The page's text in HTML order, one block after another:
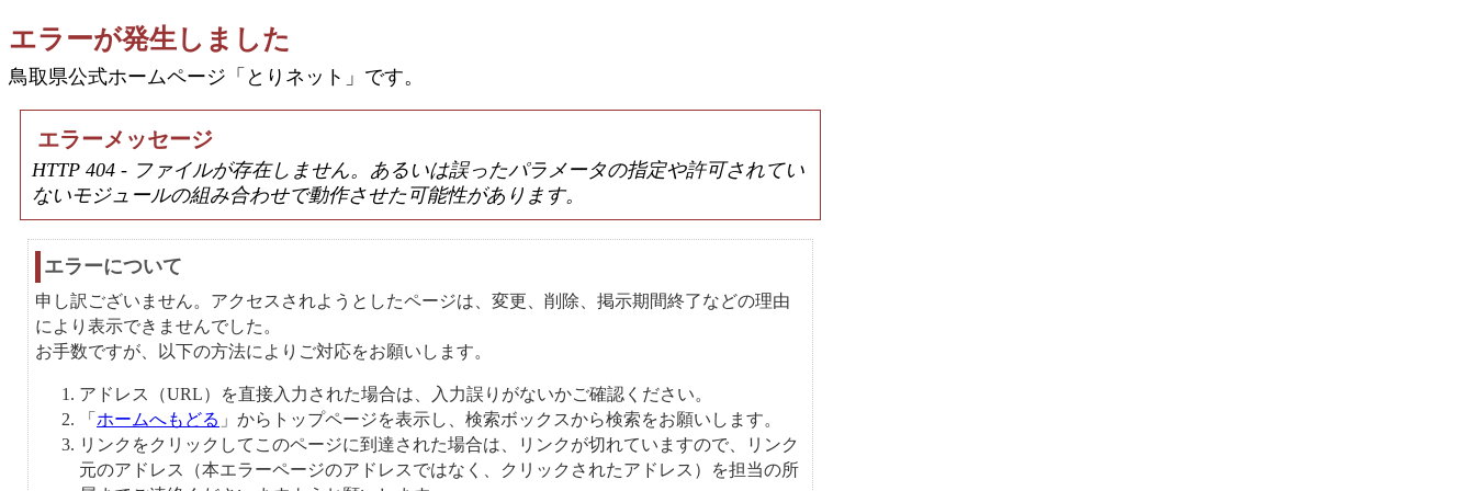
エラーが発生しました
鳥取県公式ホームページ「とりネット」です。
エラーメッセージ
HTTP 404 - ファイルが存在しません。あるいは誤ったパラメータの指定や許可されてい
ないモジュールの組み合わせで動作させた可能性があります。
エラーについて
申し訳ございません。アクセスされようとしたページは、変更、削除、掲示期間終了などの理由
により表示できませんでした。
お手数ですが、以下の方法によりご対応をお願いします。
アドレス（URL）を直接入力された場合は、入力誤りがないかご確認ください。
「 ホームへもどる 」からトップページを表示し、検索ボックスから検索をお願いします。
リンクをクリックしてこのページに到達された場合は、リンクが切れていますので、リンク
元のアドレス（本エラーページのアドレスではなく、クリックされたアドレス）を担当の所